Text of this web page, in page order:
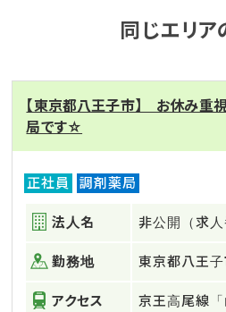
同じエリア
【東京都八王子市】 お休み重
局です☆
正社員 調剤薬局
法人名 非公開（求
勤務地 東京都八王子
アクセス 京王高尾線